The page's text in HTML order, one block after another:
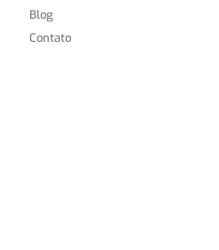
Blog
Contato